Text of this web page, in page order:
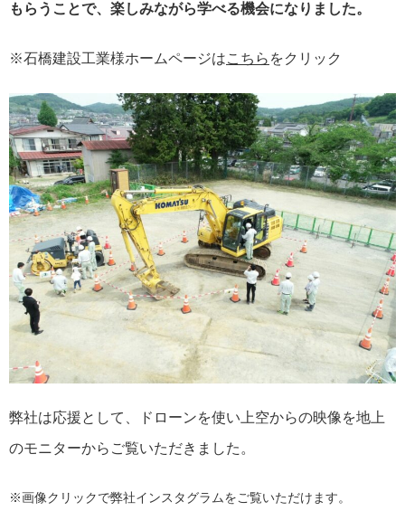
もらうことで、楽しみながら学べる機会になりました。
※石橋建設工業様ホームページはこちら をクリック
弊社は応援として、ドローンを使い上空からの映像を地上
のモニターからご覧いただきました。
※画像クリックで弊社インスタグラムをご覧いただけます。